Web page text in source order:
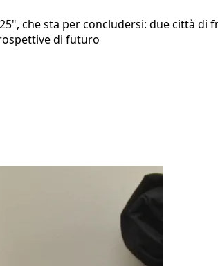
che sta per concludersi: due città
di futuro